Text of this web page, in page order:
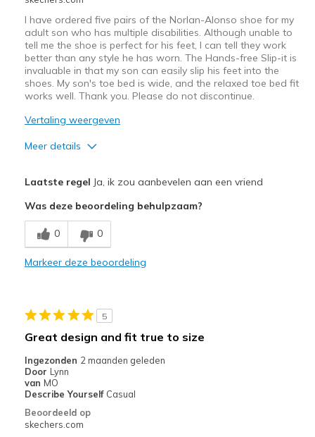
bezoeken.
I have ordered five pairs of the Norlan-Alonso shoe for my
adult son who has multiple disabilities. Although unable to
tell me the shoe is perfect for his feet, I can tell they work
better than any style he has worn. The Hands-free Slip-it is
invaluable in that my son can easily slip his feet into the
shoes. My son's toe bed is wide, and the relaxed toe bed fit
works well. Thank you. Please do not discontinue.
Vertaling weergeven
Meer details
Beste toepassingen
Casual Wear
Going Out
Travel
Width
Feels true to width
Sizing
View On Shoes
Shoes are for Wearing
Laatste regel Ja, ik zou aanbevelen aan een vriend
Was deze beoordeling behulpzaam?
0 0
Markeer deze beoordeling
5
Great design and fit true to size
Ingezonden 2 maanden geleden
Door Lynn
van MO
Describe Yourself Casual
Beoordeeld op
skechers.com